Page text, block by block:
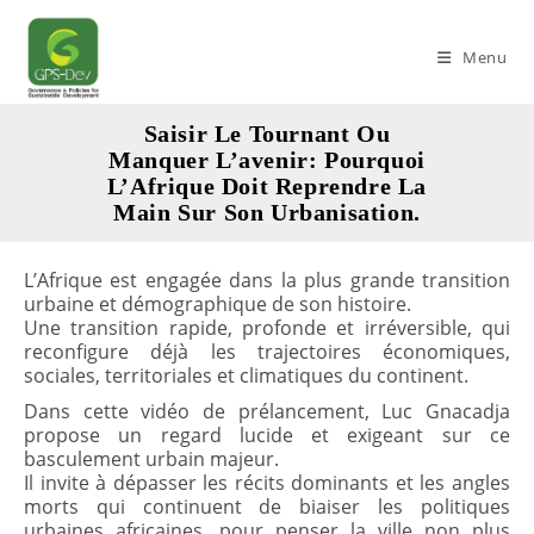
content
Menu
Saisir Le Tournant Ou
Manquer L’avenir: Pourquoi
L’Afrique Doit Reprendre La
Main Sur Son Urbanisation.
L’Afrique est engagée dans la plus grande transition
urbaine et démographique de son histoire.
Une transition rapide, profonde et irréversible, qui
reconfigure déjà les trajectoires économiques,
sociales, territoriales et climatiques du continent.
Dans cette vidéo de prélancement, Luc Gnacadja
propose un regard lucide et exigeant sur ce
basculement urbain majeur.
Il invite à dépasser les récits dominants et les angles
morts qui continuent de biaiser les politiques